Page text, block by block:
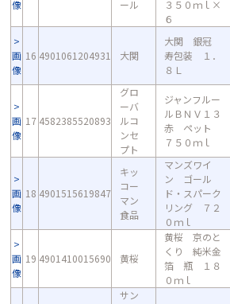
像
ール
３５０ｍｌ×
６
画
像
16 4901061204931 大関
大関 銀冠
寿包装 １．
８Ｌ
画
像
17 4582385520893
グロ
ーバ
ルコ
ンセ
プト
ジャンフルー
ルＢＮＶ１３
赤 ペット
７５０ｍｌ
画
像
18 4901515619847
キッ
コー
マン
食品
マンズワイ
ン ゴール
ド・スパーク
リング ７２
０ｍｌ
画
像
19 4901410015690 黄桜
黄桜 京のと
くり 純米金
箔 瓶 １８
０ｍｌ
サン